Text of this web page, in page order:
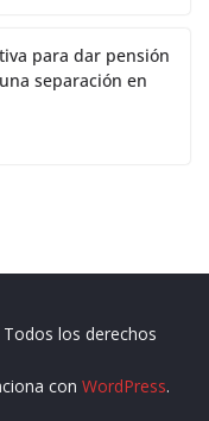
para dar pensión
separación en
Todos los derechos
con WordPress.